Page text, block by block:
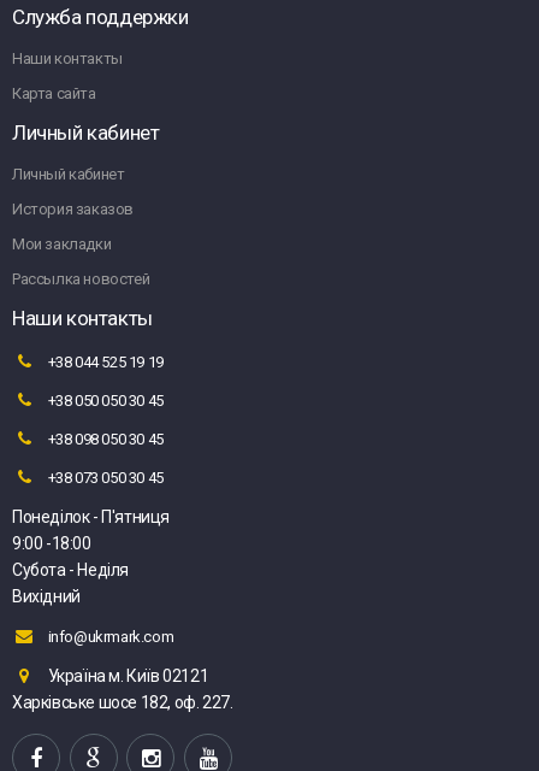
Служба поддержки
Наши контакты
Карта сайта
Личный кабинет
Личный кабинет
История заказов
Мои закладки
Рассылка новостей
Наши контакты
+38 044 525 19 19
+38 050 050 30 45
+38 098 050 30 45
+38 073 050 30 45
Понеділок - П'ятниця
9:00 -18:00
Субота - Неділя
Вихідний
info@ukrmark.com
Україна м. Київ 02121
Харківське шосе 182, оф. 227.